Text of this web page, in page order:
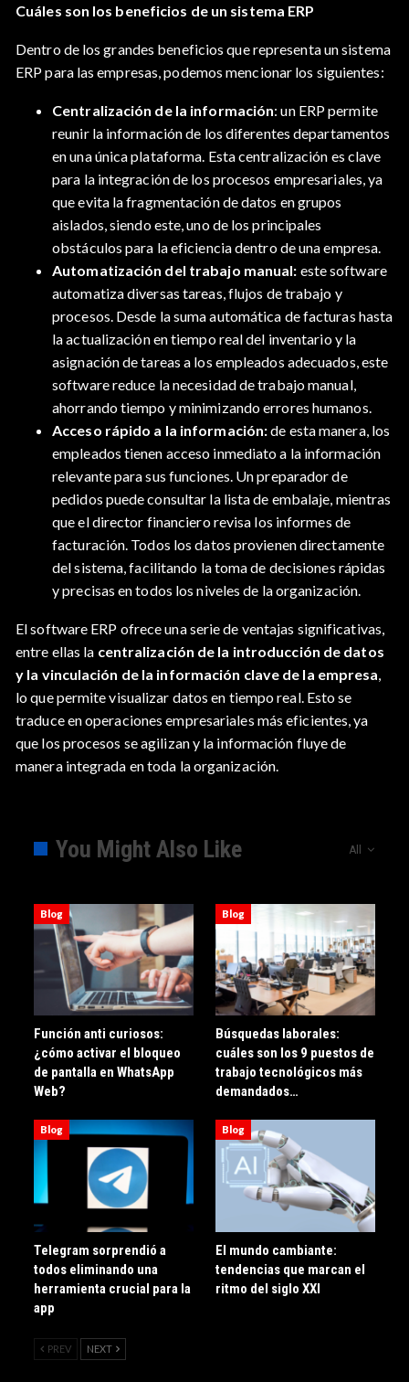
Cuáles son los beneficios de un sistema ERP
Dentro de los grandes beneficios que representa un sistema
ERP para las empresas, podemos mencionar los siguientes:
Centralización de la información: un ERP permite
reunir la información de los diferentes departamentos
en una única plataforma. Esta centralización es clave
para la integración de los procesos empresariales, ya
que evita la fragmentación de datos en grupos
aislados, siendo este, uno de los principales
obstáculos para la eficiencia dentro de una empresa.
Automatización del trabajo manual: este software
automatiza diversas tareas, flujos de trabajo y
procesos. Desde la suma automática de facturas hasta
la actualización en tiempo real del inventario y la
asignación de tareas a los empleados adecuados, este
software reduce la necesidad de trabajo manual,
ahorrando tiempo y minimizando errores humanos.
Acceso rápido a la información:de esta manera, los
empleados tienen acceso inmediato a la información
relevante para sus funciones. Un preparador de
pedidos puede consultar la lista de embalaje, mientras
que el director financiero revisa los informes de
facturación. Todos los datos provienen directamente
del sistema, facilitando la toma de decisiones rápidas
y precisas en todos los niveles de la organización.
El software ERP ofrece una serie de ventajas significativas,
entre ellas la centralización de la introducción de datos
y la vinculación de la información clave de la empresa
lo que permite visualizar datos en tiempo real. Esto se
traduce en operaciones empresariales más eficientes, ya
que los procesos se agilizan y la información fluye de
manera integrada en toda la organización.
All
You Might Also Like
Blog
Función anti curiosos:
¿cómo activar el bloqueo
de pantalla en WhatsApp
Web?
Blog
Búsquedas laborales:
cuáles son los 9 puestos de
trabajo tecnológicos más
demandados…
Blog
Telegram sorprendió a
todos eliminando una
herramienta crucial para la
app
Blog
El mundo cambiante:
tendencias que marcan el
ritmo del siglo XXI
PREV NEXT